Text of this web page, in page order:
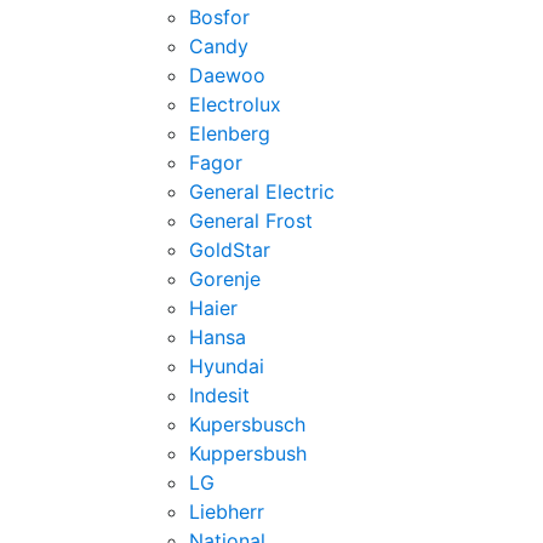
Bosfor
Candy
Daewoo
Electrolux
Elenberg
Fagor
General Electric
General Frost
GoldStar
Gorenje
Haier
Hansa
Hyundai
Indesit
Kupersbusch
Kuppersbush
LG
Liebherr